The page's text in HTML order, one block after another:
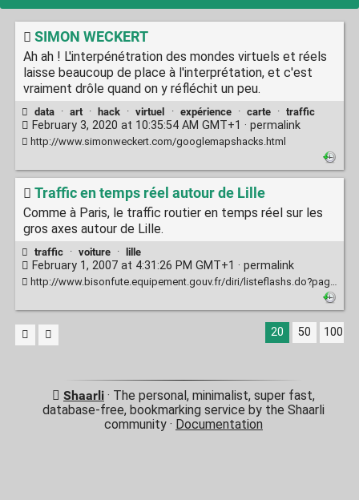
SIMON WECKERT
Ah ah ! L'interpénétration des mondes virtuels et réels
laisse beaucoup de place à l'interprétation, et c'est
vraiment drôle quand on y réfléchit un peu.
data · art · hack · virtuel · expérience · carte · traffic
February 3, 2020 at 10:35:54 AM GMT+1 · permalink
http://www.simonweckert.com/googlemapshacks.html
Traffic en temps réel autour de Lille
Comme à Paris, le traffic routier en temps réel sur les
gros axes autour de Lille.
traffic · voiture · lille
February 1, 2007 at 4:31:26 PM GMT+1 · permalink
http://www.bisonfute.equipement.gouv.fr/diri/listeflashs.do?pageAstec=ie1_lille.html
20 50 100
Shaarli· The personal, minimalist, super fast,
database-free, bookmarking service by the Shaarli
community · Documentation